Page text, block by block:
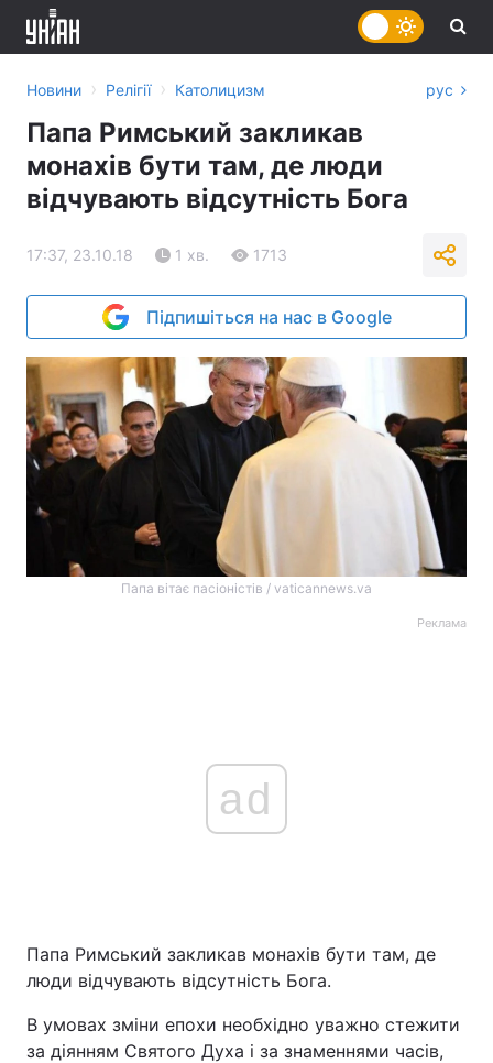
Новини › Релігії › Католицизм рус
Папа Римський закликав
монахів бути там, де люди
відчувають відсутність Бога
17:37, 23.10.18 1 хв. 1713
Підпишіться на нас в Google
Папа вітає пасіоністів / vaticannews.va
Реклама
ad
Папа Римський закликав монахів бути там, де
люди відчувають відсутність Бога.
В умовах зміни епохи необхідно уважно стежити
за діянням Святого Духа і за знаменнями часів,